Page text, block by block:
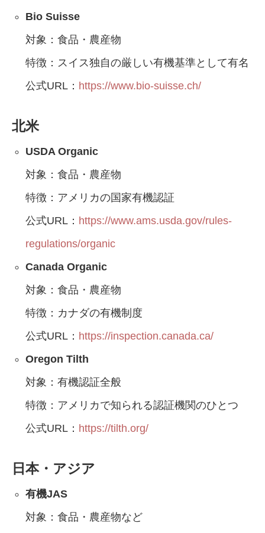
Bio Suisse
対象：食品・農産物
特徴：スイス独自の厳しい有機基準として有名
公式URL： https://www.bio-suisse.ch/
北米
USDA Organic
対象：食品・農産物
特徴：アメリカの国家有機認証
公式URL： https://www.ams.usda.gov/rules-
regulations/organic
Canada Organic
対象：食品・農産物
特徴：カナダの有機制度
公式URL： https://inspection.canada.ca/
Oregon Tilth
対象：有機認証全般
特徴：アメリカで知られる認証機関のひとつ
公式URL： https://tilth.org/
日本・アジア
有機JAS
対象：食品・農産物など